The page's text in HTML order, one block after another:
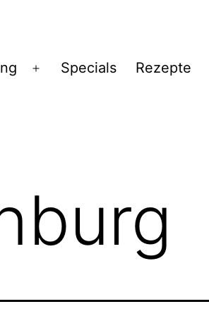
Menü
Specials Rezepte